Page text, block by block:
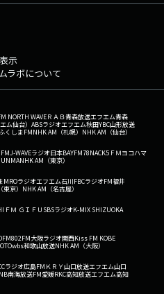
示
ラボについて
NORTH WAVEＲＡＢ青森放送エフエム青森
ム仙台） ABSラジオエフエム秋田YBC山形放送
くしまFMNHK AM（札幌） NHK AM（仙台）
J-WAVEラジオ日本BAYFM78NACK5 ＦＭヨコハマ
NHK AM（東京）
MROラジオエフエム石川FBCラジオFM福井
京） NHK AM（名古屋）
ＦＭ ＧＩＦＵ SBSラジオK-MIX SHIZUOKA
FM802FM大阪ラジオ関西Kiss FM KOBE
wbs和歌山放送NHK AM（大阪）
ラジオ広島FM ＫＲＹ山口放送エフエム山口
南海放送FM愛媛RKC高知放送エフエム高知